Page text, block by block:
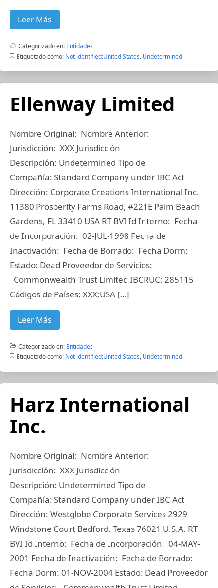
Leer Más
Categorizado en: Entidades
Etiquetado como: Not identified;United States, Undetermined
Ellenway Limited
Nombre Original: Nombre Anterior:
Jurisdicción: XXX Jurisdicción
Descripción: Undetermined Tipo de
Compañía: Standard Company under IBC Act
Dirección: Corporate Creations International Inc.
11380 Prosperity Farms Road, #221E Palm Beach
Gardens, FL 33410 USA RT BVI Id Interno: Fecha
de Incorporación: 02-JUL-1998 Fecha de
Inactivación: Fecha de Borrado: Fecha Dorm:
Estado: Dead Proveedor de Servicios:
Commonwealth Trust Limited IBCRUC: 285115
Códigos de Países: XXX;USA […]
Leer Más
Categorizado en: Entidades
Etiquetado como: Not identified;United States, Undetermined
Harz International
Inc.
Nombre Original: Nombre Anterior:
Jurisdicción: XXX Jurisdicción
Descripción: Undetermined Tipo de
Compañía: Standard Company under IBC Act
Dirección: Westglobe Corporate Services 2929
Windstone Court Bedford, Texas 76021 U.S.A. RT
BVI Id Interno: Fecha de Incorporación: 04-MAY-
2001 Fecha de Inactivación: Fecha de Borrado:
Fecha Dorm: 01-NOV-2004 Estado: Dead Proveedor